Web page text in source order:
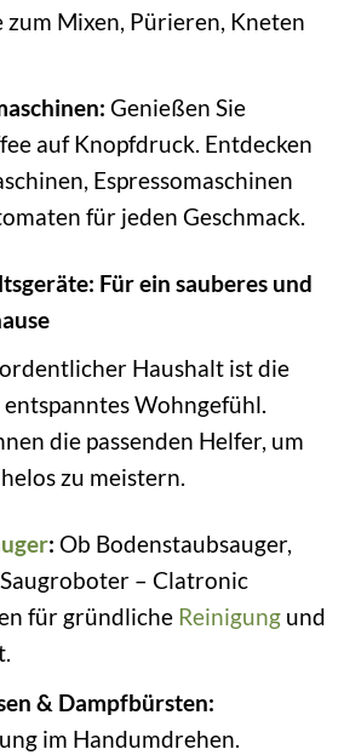
zum Mixen, Pürieren, Kneten
Genießen Sie
auf Knopfdruck. Entdecken
Espressomaschinen
für jeden Geschmack.
Für ein sauberes und
Haushalt ist die
Wohngefühl.
die passenden Helfer, um
zu meistern.
: Ob Bodenstaubsauger,
– Clatronic
für gründliche Reinigung und
& Dampfbürsten:
im Handumdrehen.